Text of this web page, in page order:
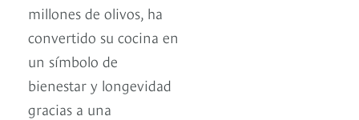
millones de olivos, ha
convertido su cocina en
un símbolo de
bienestar y longevidad
gracias a una